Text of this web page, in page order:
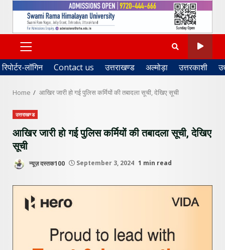
PRIMARY
MENU
रिपोर्टर-लॉगिन Contact us उत्तराखण्ड अल्मोड़ा उत्तरकाशी
Home आखिर जारी हो गई पुलिस कर्मियों की तबादला सूची, देखिए सूची
उत्तराखण्ड
आखिर जारी हो गई पुलिस कर्मियों की तबादला सूची, देखिए
सूची
न्यूज़ दस्तक100 September 3, 2024 1 min read